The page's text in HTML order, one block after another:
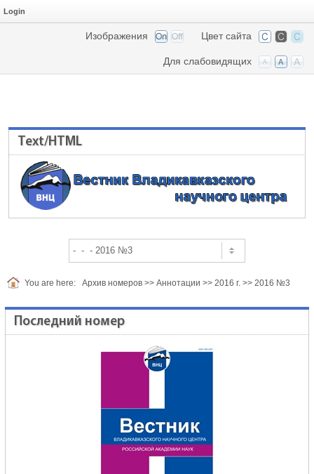
Login
Цвет сайта
Изображения
Для слабовидящих
Text/HTML
You are here: Архив номеров >> Аннотации >> 2016 г. >> 2016 №3
Последний номер